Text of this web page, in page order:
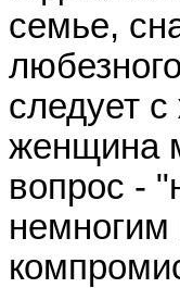
семье,
следует
женщина
вопрос -
немногим